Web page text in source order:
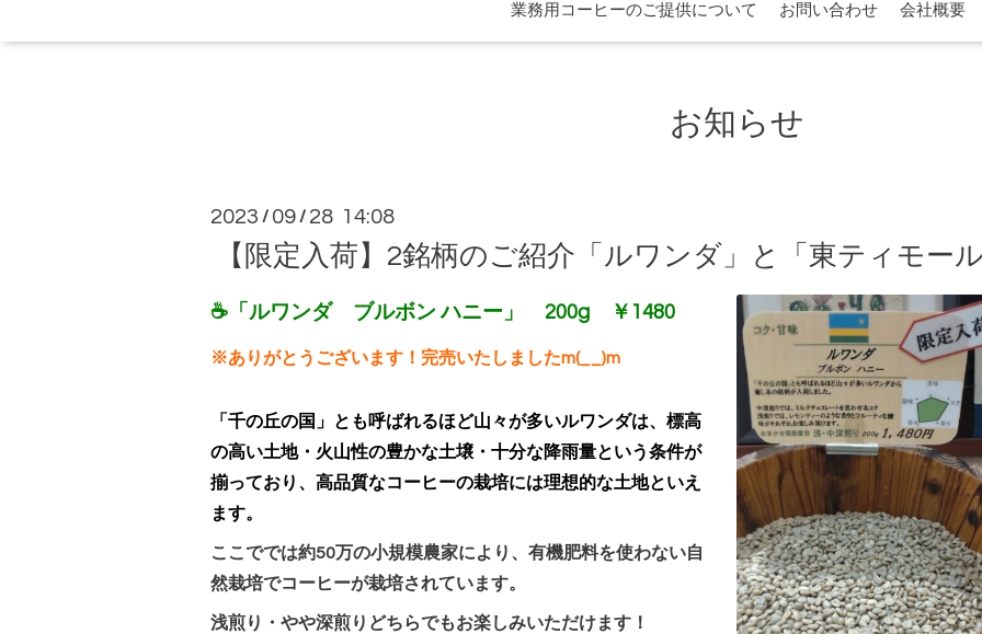
業務用コーヒーのご提供について
お問い合わせ 会社概要
お知らせ
2023 / 09 / 28 14:08
【限定入荷】2銘柄のご紹介「ルワンダ」と「東ティモー
☕「ルワンダ ブルボン ハニー」 200g ￥1480
※ありがとうございます！完売いたしましたm(__)m
「千の丘の国」とも呼ばれるほど山々が多いルワンダは、標高
の高い土地・火山性の豊かな土壌・十分な降雨量という条件が
揃っており、高品質なコーヒーの栽培には理想的な土地といえ
ます。
ここででは約50万の小規模農家により、有機肥料を使わない自
然栽培でコーヒーが栽培されています。
浅煎り・やや深煎りどちらでもお楽しみいただけます！